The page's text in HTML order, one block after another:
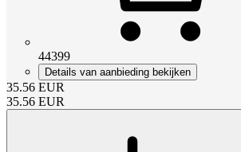
44399
Details van aanbieding bekijken
35.56 EUR
35.56 EUR